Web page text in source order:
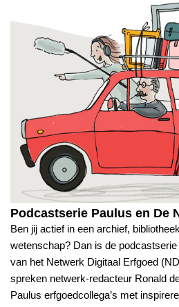
Podcastserie Paulus en De
Ben jij actief in een archief,
wetenschap? Dan is de podcastserie
van het Netwerk Digitaal Erfgoed
spreken netwerk-redacteur Ronald
Paulus erfgoedcollega’s met